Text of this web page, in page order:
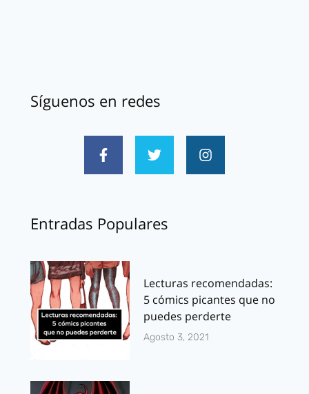
Síguenos en redes
Entradas Populares
Lecturas recomendadas:
5 cómics picantes que no
puedes perderte
Agosto 3, 2021